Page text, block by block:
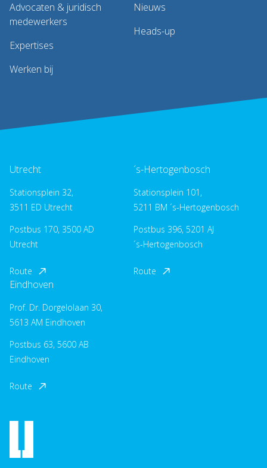
Advocaten & juridisch
medewerkers
Expertises
Werken bij
Nieuws
Heads-up
Utrecht
Stationsplein 32,
3511 ED Utrecht
Postbus 170, 3500 AD
Utrecht
Route
´s-Hertogenbosch
Stationsplein 101,
5211 BM ´s-Hertogenbosch
Postbus 396, 5201 AJ
´s-Hertogenbosch
Route
Eindhoven
Prof. Dr. Dorgelolaan 30,
5613 AM Eindhoven
Postbus 63, 5600 AB
Eindhoven
Route